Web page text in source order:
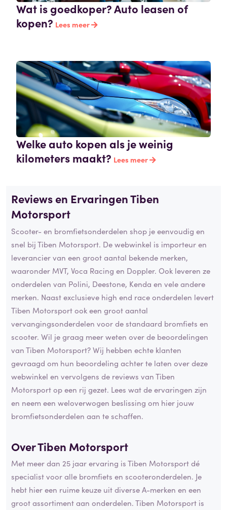
Wat is goedkoper? Auto leasen of
kopen? Lees meer
Welke auto kopen als je weinig
kilometers maakt? Lees meer
Reviews en Ervaringen Tiben
Motorsport
Scooter- en bromfietsonderdelen shop je eenvoudig en
snel bij Tiben Motorsport. De webwinkel is importeur en
leverancier van een groot aantal bekende merken,
waaronder MVT, Voca Racing en Doppler. Ook leveren ze
onderdelen van Polini, Deestone, Kenda en vele andere
merken. Naast exclusieve high end race onderdelen levert
Tiben Motorsport ook een groot aantal
vervangingsonderdelen voor de standaard bromfiets en
scooter. Wil je graag meer weten over de beoordelingen
van Tiben Motorsport? Wij hebben echte klanten
gevraagd om hun beoordeling achter te laten over deze
webwinkel en vervolgens de reviews van Tiben
Motorsport op een rij gezet. Lees wat de ervaringen zijn
en neem een weloverwogen beslissing om hier jouw
bromfietsonderdelen aan te schaffen.
Over Tiben Motorsport
Met meer dan 25 jaar ervaring is Tiben Motorsport dé
specialist voor alle bromfiets en scooteronderdelen. Je
hebt hier een ruime keuze uit diverse A-merken en een
groot assortiment aan onderdelen. Tiben Motorsport is